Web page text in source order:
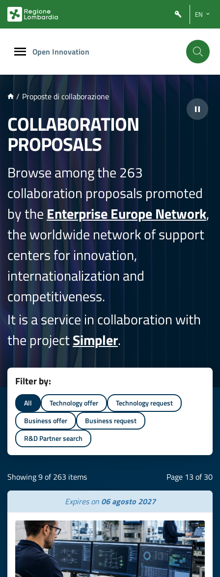
PRINCIPALE
EN
Open Innovation
/ Proposte di collaborazione
COLLABORATION
PROPOSALS
Browse among the 263
collaboration proposals promoted
by the Enterprise Europe Network,
the worldwide network of support
centers for innovation,
internationalization and
competitiveness.
It is a service in collaboration with
the projectSimpler.
Filter by:
All Technology offer
Technology request
Business offer
Business request
R&D Partner search
Showing 9 of 263 items Page 13 of 30
Expires on 06 agosto 2027